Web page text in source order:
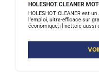
HOLESHOT CLEANER
HOLESHOT CLEANER est
l’emploi, ultra-efficace sur
économique, il nettoie aussi